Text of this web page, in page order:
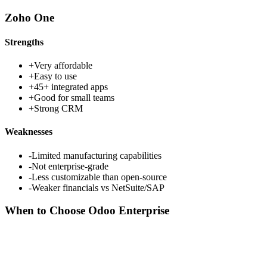
Zoho One
Strengths
+Very affordable
+Easy to use
+45+ integrated apps
+Good for small teams
+Strong CRM
Weaknesses
-Limited manufacturing capabilities
-Not enterprise-grade
-Less customizable than open-source
-Weaker financials vs NetSuite/SAP
When to Choose Odoo Enterprise